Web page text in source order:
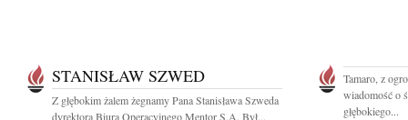
STANISŁAW SZWED
Z głębokim żalem żegnamy Pana Stanisława Szweda
dyrektora Biura Operacyjnego Mentor S.A. Był...
Tamaro, z
wiadomość o
głębokiego...